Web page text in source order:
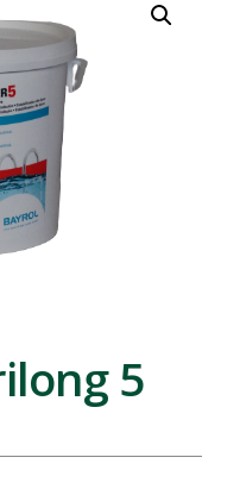
5